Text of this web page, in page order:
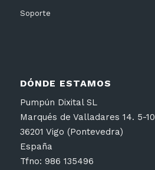
Soporte
DÓNDE ESTAMOS
Pumpún Dixital SL
Marqués de Valladares 14. 5-10
36201 Vigo (Pontevedra)
España
Tfno: 986 135496